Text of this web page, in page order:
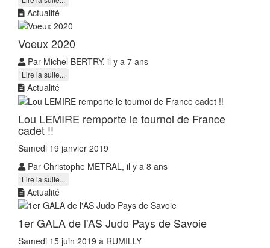
Actualité
Voeux 2020
Par Michel BERTRY, il y a 7 ans
Lire la suite...
Actualité
Lou LEMIRE remporte le tournoi de France
cadet !!
Samedi 19 janvier 2019
Par Christophe METRAL, il y a 8 ans
Lire la suite...
Actualité
1er GALA de l'AS Judo Pays de Savoie
Samedi 15 juin 2019 à RUMILLY